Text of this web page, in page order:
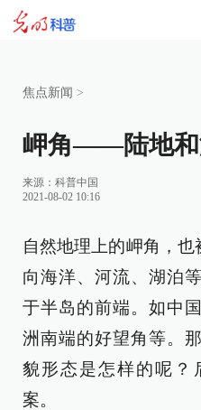
焦点新闻 >
岬角——陆地和
来源： 科普中国
2021-08-02 10:16
自然地理上的岬角，也
向海洋、河流、湖泊
于半岛的前端。如中
洲南端的好望角等。
貌形态是怎样的呢？
案。